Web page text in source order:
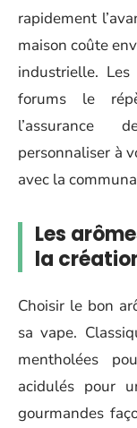
rapidement
maison coûte
industrielle.
forums le
l’assurance
personnaliser à
avec la
Les
la
Choisir le bon
sa vape.
mentholées
acidulés pour
gourmandes